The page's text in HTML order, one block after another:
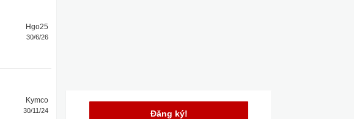
Hgo25
30/6/26
Kymco
30/11/24 Đăng ký!